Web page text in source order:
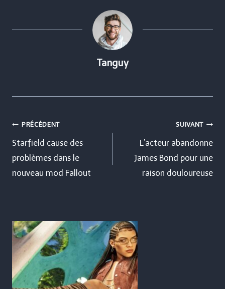
Tanguy
Navigation
de
l’article
PRÉCÉDENT
Starfield cause des
problèmes dans le
nouveau mod Fallout
SUIVANT
L’acteur abandonne
James Bond pour une
raison douloureuse